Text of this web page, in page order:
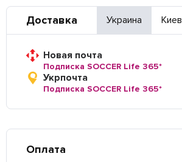
Доставка Украина Киев
Новая почта
Подписка SOCCER Life 365*
Укрпочта
Подписка SOCCER Life 365*
Оплата